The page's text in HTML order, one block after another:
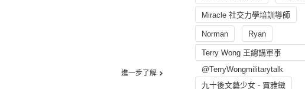
進一步了解
Miracle 社交力學培訓導師
Norman Ryan
Terry Wong 王總講軍事
@TerryWongmilitarytalk
九十後文藝少女 - 賈雅緻